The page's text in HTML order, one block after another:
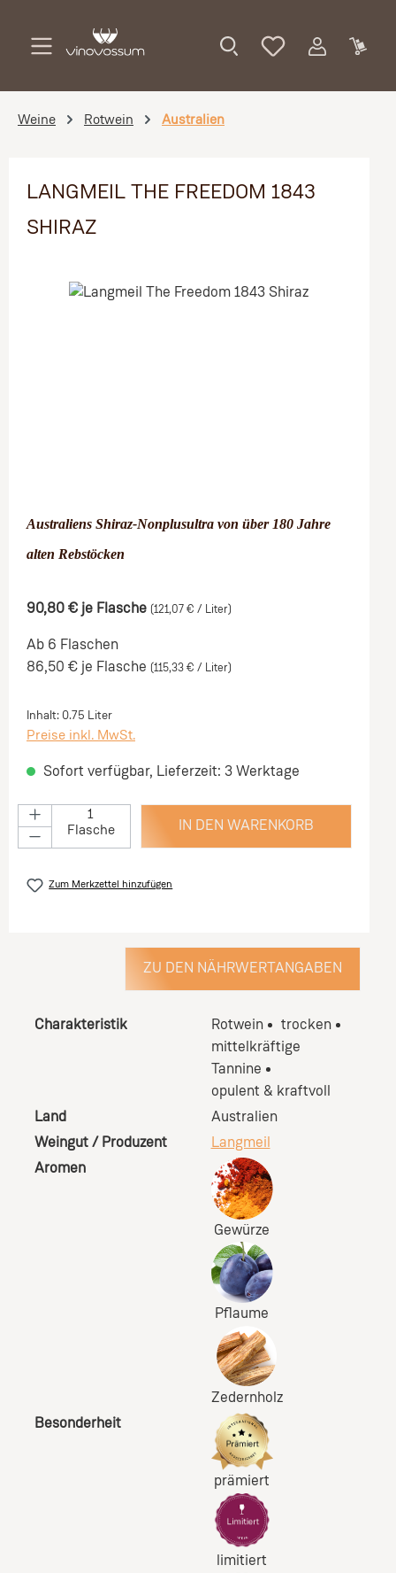
Weine Rotwein Australien
LANGMEIL THE FREEDOM 1843
SHIRAZ
Bildergalerie überspringen
Australiens Shiraz-Nonplusultra von über 180 Jahre
alten Rebstöcken
90,80 € je Flasche (121,07 € / Liter)
Ab 6 Flaschen
86,50 € je Flasche (115,33 € / Liter)
Inhalt: 0.75 Liter
Preise inkl. MwSt.
Sofort verfügbar, Lieferzeit: 3 Werktage
Flasche IN DEN WARENKORB
Zum Merkzettel hinzufügen
ZU DEN NÄHRWERTANGABEN
Charakteristik
opulent & kraftvoll
mittelkräftige
Tannine
Rotwein trocken
Land
Australien
Weingut / Produzent
Langmeil
Aromen
Gewürze
Pflaume
Zedernholz
Besonderheit
prämiert
limitiert